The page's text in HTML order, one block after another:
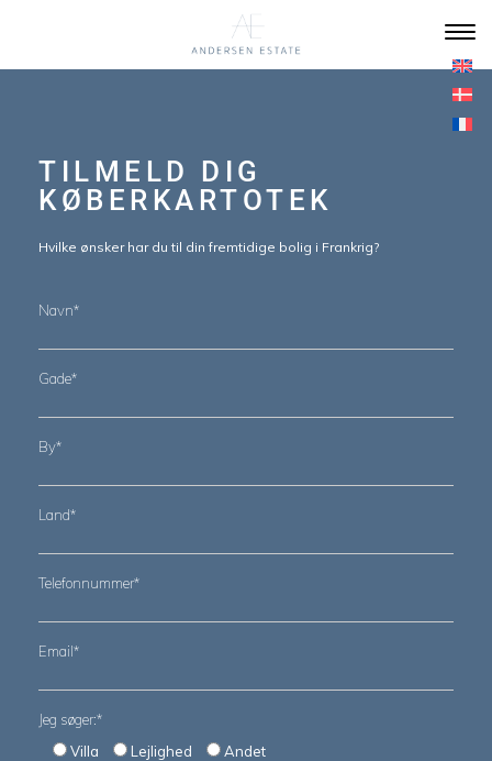
TILMELD DIG
KØBERKARTOTEK
Hvilke ønsker har du til din fremtidige bolig i Frankrig?
Navn*
Gade*
By*
Land*
Telefonnummer*
Email*
Jeg søger:*
Villa
Lejlighed Andet